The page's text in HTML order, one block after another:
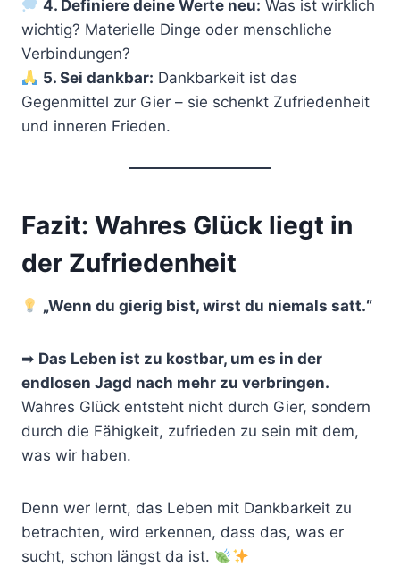
4. Definiere deine Werte neu: Was ist wirklich
wichtig? Materielle Dinge oder menschliche
Verbindungen?
5. Sei dankbar: Dankbarkeit ist das
Gegenmittel zur Gier – sie schenkt Zufriedenheit
und inneren Frieden.
Fazit: Wahres Glück liegt in
der Zufriedenheit
„Wenn du gierig bist, wirst du niemals satt.“
➡ Das Leben ist zu kostbar, um es in der
endlosen Jagd nach mehr zu verbringen.
Wahres Glück entsteht nicht durch Gier, sondern
durch die Fähigkeit, zufrieden zu sein mit dem,
was wir haben.
Denn wer lernt, das Leben mit Dankbarkeit zu
betrachten, wird erkennen, dass das, was er
sucht, schon längst da ist.